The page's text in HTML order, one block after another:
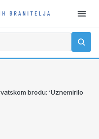
brodu: ‘Uznemirilo